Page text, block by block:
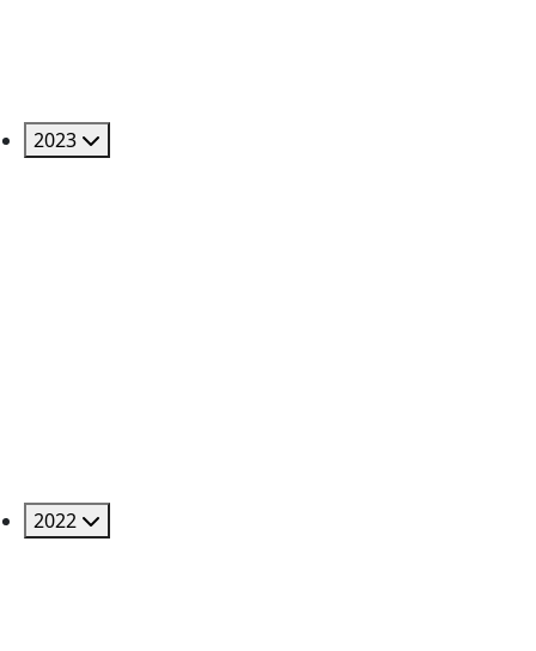
2023
2022